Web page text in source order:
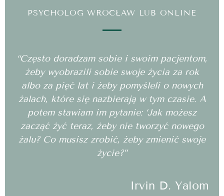
PSYCHOLOG WROCŁAW LUB ONLINE
“Często doradzam sobie i swoim pacjentom,
żeby wyobrazili sobie swoje życia za rok
albo za pięć lat i żeby pomyśleli o nowych
żalach, które się nazbierają w tym czasie. A
potem stawiam im pytanie: ‘Jak możesz
zacząć żyć teraz, żeby nie tworzyć nowego
żalu? Co musisz zrobić, żeby zmienić swoje
życie?”
Irvin D. Yalom